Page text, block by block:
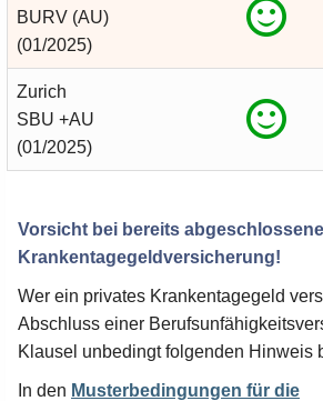
BURV (AU)
(01/2025)
Zurich
SBU +AU
(01/2025)
Vorsicht bei bereits
Krankentagegeldversicherung!
Wer ein privates Krankentagegeld
Abschluss einer
Klausel unbedingt folgenden Hinweis
In den Musterbedingungen für die